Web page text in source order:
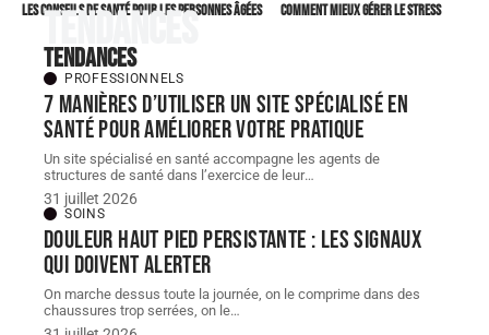
Les conseils de santé pour les personnes âgées Comment mieux gérer le stress
Tendances
Tendances
PROFESSIONNELS
7 manières d’utiliser un site spécialisé en
santé pour améliorer votre pratique
Un site spécialisé en santé accompagne les agents de
structures de santé dans l’exercice de leur…
31 juillet 2026
SOINS
Douleur haut pied persistante : les signaux
qui doivent alerter
On marche dessus toute la journée, on le comprime dans des
chaussures trop serrées, on le…